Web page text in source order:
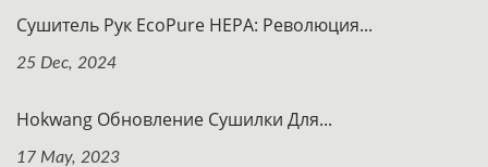
Сушитель Рук EcoPure HEPA: Революция...
25 Dec, 2024
Hokwang Обновление Сушилки Для...
17 May, 2023